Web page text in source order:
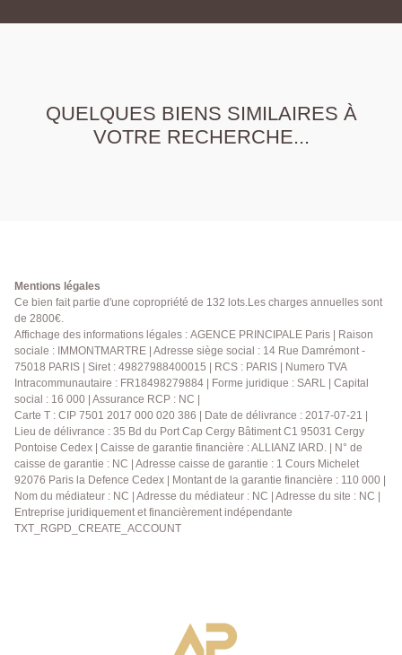
QUELQUES BIENS SIMILAIRES À
VOTRE RECHERCHE...
Mentions légales
Ce bien fait partie d'une copropriété de 132 lots.Les charges annuelles sont
de 2800€.
Affichage des informations légales : AGENCE PRINCIPALE Paris | Raison
sociale : IMMONTMARTRE | Adresse siège social : 14 Rue Damrémont -
75018 PARIS | Siret : 49827988400015 | RCS : PARIS | Numero TVA
Intracommunautaire : FR18498279884 | Forme juridique : SARL | Capital
social : 16 000 | Assurance RCP : NC |
Carte T : CIP 7501 2017 000 020 386 | Date de délivrance : 2017-07-21 |
Lieu de délivrance : 35 Bd du Port Cap Cergy Bâtiment C1 95031 Cergy
Pontoise Cedex | Caisse de garantie financière : ALLIANZ IARD. | N° de
caisse de garantie : NC | Adresse caisse de garantie : 1 Cours Michelet
92076 Paris la Defence Cedex | Montant de la garantie financière : 110 000 |
Nom du médiateur : NC | Adresse du médiateur : NC | Adresse du site : NC |
Entreprise juridiquement et financièrement indépendante
TXT_RGPD_CREATE_ACCOUNT